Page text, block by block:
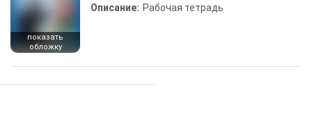
показать
обложку
Описание: Рабочая тетрадь